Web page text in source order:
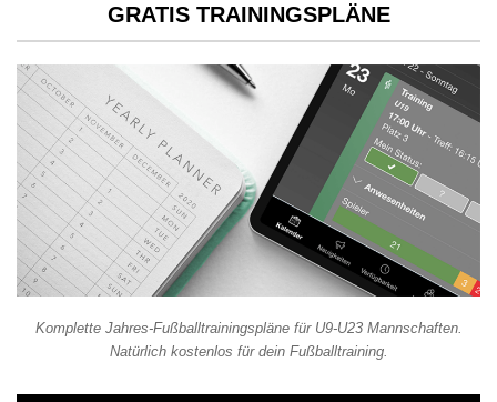
GRATIS TRAININGSPLÄNE
Komplette Jahres-Fußballtrainingspläne für U9-U23 Mannschaften.
Natürlich kostenlos für dein Fußballtraining.